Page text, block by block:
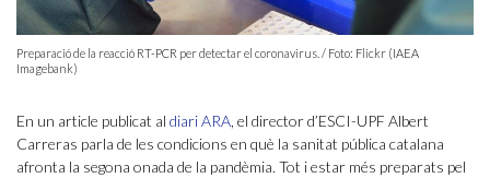
Preparació de la reacció RT-PCR per detectar el coronavirus. / Foto: Flickr (IAEA
Imagebank)
En un article publicat al diari ARA, el director d’ESCI-UPF Albert
Carreras parla de les condicions en què la sanitat pública catalana
afronta la segona onada de la pandèmia. Tot i estar més preparats pel